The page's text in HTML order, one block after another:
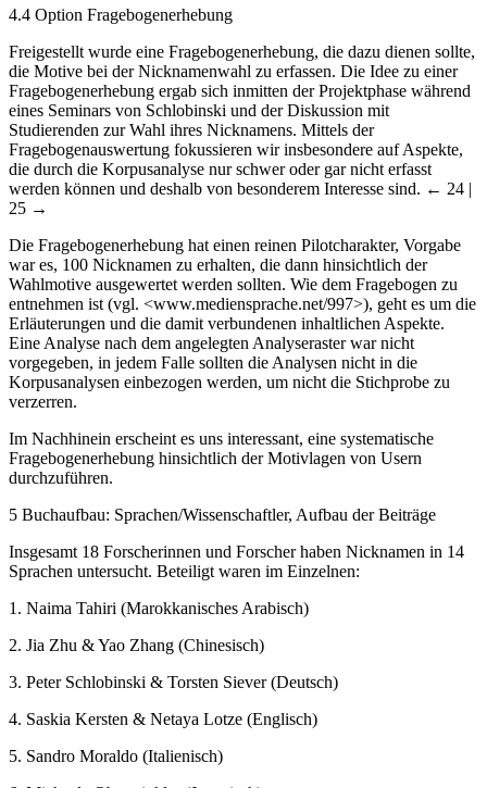
4.4 Option Fragebogenerhebung
Freigestellt wurde eine Fragebogenerhebung, die dazu dienen sollte,
die Motive bei der Nicknamenwahl zu erfassen. Die Idee zu einer
Fragebogenerhebung ergab sich inmitten der Projektphase während
eines Seminars von Schlobinski und der Diskussion mit
Studierenden zur Wahl ihres Nicknamens. Mittels der
Fragebogenauswertung fokussieren wir insbesondere auf Aspekte,
die durch die Korpusanalyse nur schwer oder gar nicht erfasst
werden können und deshalb von besonderem Interesse sind. ← 24 |
25 →
Die Fragebogenerhebung hat einen reinen Pilotcharakter, Vorgabe
war es, 100 Nicknamen zu erhalten, die dann hinsichtlich der
Wahlmotive ausgewertet werden sollten. Wie dem Fragebogen zu
entnehmen ist (vgl. <www.mediensprache.net/997>), geht es um die
Erläuterungen und die damit verbundenen inhaltlichen Aspekte.
Eine Analyse nach dem angelegten Analyseraster war nicht
vorgegeben, in jedem Falle sollten die Analysen nicht in die
Korpusanalysen einbezogen werden, um nicht die Stichprobe zu
verzerren.
Im Nachhinein erscheint es uns interessant, eine systematische
Fragebogenerhebung hinsichtlich der Motivlagen von Usern
durchzuführen.
5 Buchaufbau: Sprachen/Wissenschaftler, Aufbau der Beiträge
Insgesamt 18 Forscherinnen und Forscher haben Nicknamen in 14
Sprachen untersucht. Beteiligt waren im Einzelnen:
1. Naima Tahiri (Marokkanisches Arabisch)
2. Jia Zhu & Yao Zhang (Chinesisch)
3. Peter Schlobinski & Torsten Siever (Deutsch)
4. Saskia Kersten & Netaya Lotze (Englisch)
5. Sandro Moraldo (Italienisch)